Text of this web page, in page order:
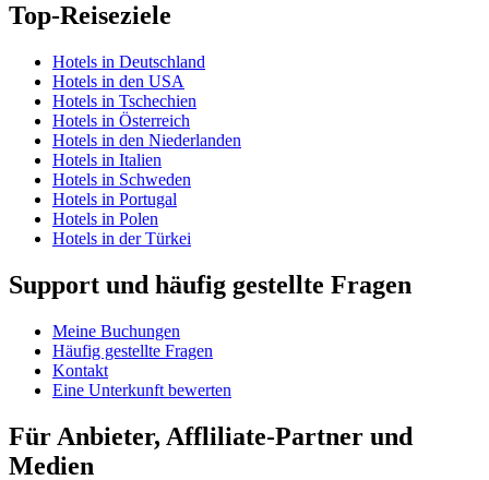
Top-Reiseziele
Hotels in Deutschland
Hotels in den USA
Hotels in Tschechien
Hotels in Österreich
Hotels in den Niederlanden
Hotels in Italien
Hotels in Schweden
Hotels in Portugal
Hotels in Polen
Hotels in der Türkei
Support und häufig gestellte Fragen
Meine Buchungen
Häufig gestellte Fragen
Kontakt
Eine Unterkunft bewerten
Für Anbieter, Affliliate-Partner und
Medien